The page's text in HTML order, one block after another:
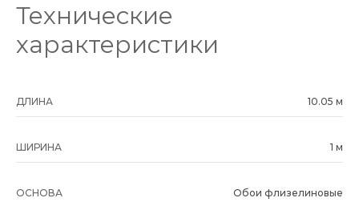
Технические
характеристики
ДЛИНА 10.05 м
ШИРИНА 1 м
ОСНОВА Обои флизелиновые